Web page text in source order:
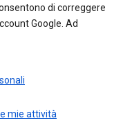
di correggere
Google. Ad
mie attività